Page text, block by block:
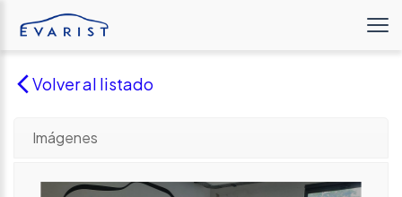
Volver al listado
Imágenes